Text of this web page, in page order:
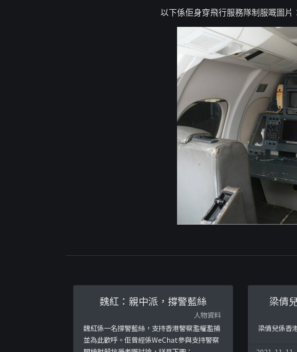
以下係佢身穿飛行服務隊制服嘅圖片
魏紅：親中派，撐警藍絲
人物資料
魏紅係一名撐警藍絲，支持香港警察濫權濫捕
並為此歡呼。佢曾經係WeChat參與支持警察
梁倩
梁倩兒係香